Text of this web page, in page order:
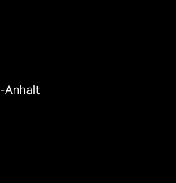
Anhalt